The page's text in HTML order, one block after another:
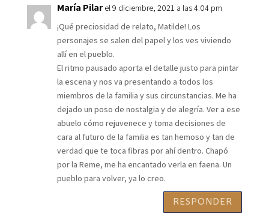
María Pilar el 9 diciembre, 2021 a las 4:04 pm
¡Qué preciosidad de relato, Matilde! Los
personajes se salen del papel y los ves viviendo
allí en el pueblo.
El ritmo pausado aporta el detalle justo para pintar
la escena y nos va presentando a todos los
miembros de la familia y sus circunstancias. Me ha
dejado un poso de nostalgia y de alegría. Ver a ese
abuelo cómo rejuvenece y toma decisiones de
cara al futuro de la familia es tan hemoso y tan de
verdad que te toca fibras por ahí dentro. Chapó
por la Reme, me ha encantado verla en faena. Un
pueblo para volver, ya lo creo.
RESPONDER